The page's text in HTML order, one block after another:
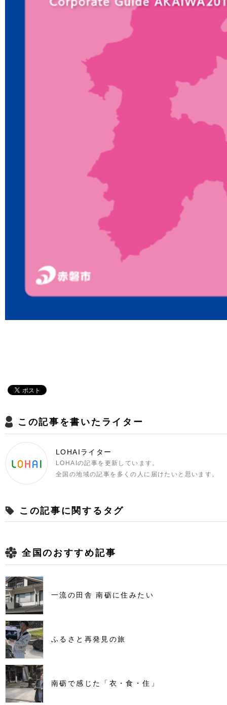
この記事を書いたライター
LOHAIライター
LOHAIの記事を更新しています。
全国の地域の記事を多くの人に届けたいと思います。
この記事に関するタグ
全国のおすすめ記事
一流の田舎 南砺に住みたい
ふるさと再発見の旅
南砺で感じた「衣・食・住」